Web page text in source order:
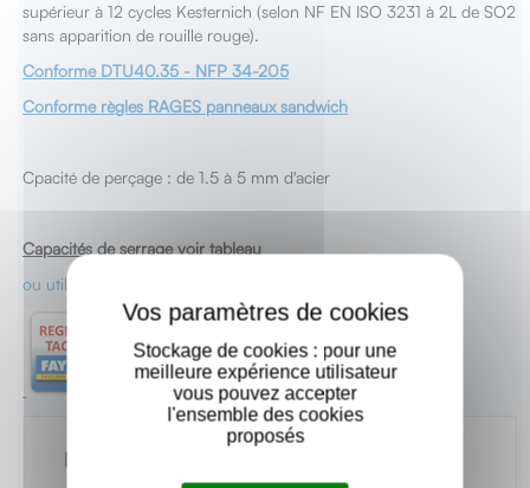
supérieur à 12 cycles Kesternich (selon NF EN ISO 3231 à 2L de SO2
sans apparition de rouille rouge).
Conforme DTU40.35 - NFP 34-205
Conforme règles RAGES panneaux sandwich
Cpacité de perçage : de 1.5 à 5 mm d'acier
Capacités de serrage voir tableau
ou utilisez notre Appli pour le choix de la dimension
Stockage de cookies : pour une
meilleure expérience utilisateur
vous pouvez accepter
l'ensemble des cookies
proposés